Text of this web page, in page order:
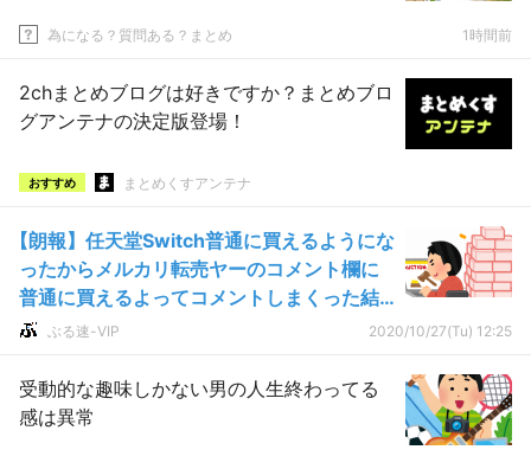
為になる？質問ある？まとめ 1時間前
2chまとめブログは好きですか？まとめブロ
グアンテナの決定版登場！
おすすめ まとめくすアンテナ
【朗報】任天堂Switch普通に買えるようにな
ったからメルカリ転売ヤーのコメント欄に
普通に買えるよってコメントしまくった結
果 ぶる速-VIP 2020/10/27(Tu) 12:25
受動的な趣味しかない男の人生終わってる
感は異常